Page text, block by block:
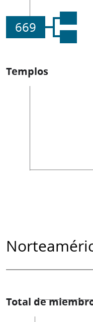
669
Templos
Total de